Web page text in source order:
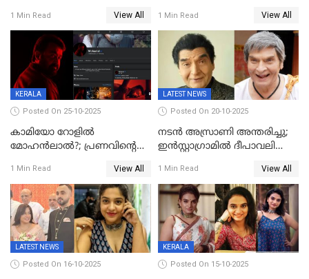
വിളിച്ചു, മോശം പെരുമാറ്റം
1 Min Read View All 1 Min Read View All
KERALA
Posted On 25-10-2025
കാമിയോ റോളിൽ
മോഹൻലാൽ?; പ്രണവിന്റെ
പിന്നാലെ ഡിപി; ചർച്ചയായി
സോഷ്യൽ മീഡിയ ചിത്രങ്ങൾ
1 Min Read View All
LATEST NEWS
Posted On 20-10-2025
നടന്‍ അസ്രാണി അന്തരിച്ചു;
ഇന്‍‌സ്റ്റാഗ്രാമില്‍ ദീപാവലി
മണിക്കൂറുകള്‍ക്കകം
വിയോഗം
1 Min Read View All
LATEST NEWS
Posted On 16-10-2025
KERALA
Posted On 15-10-2025